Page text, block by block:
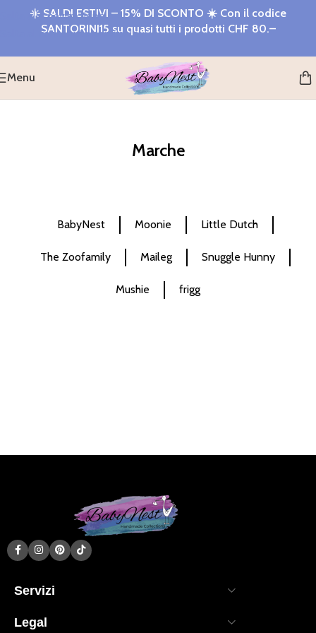
Salta alla navigazione
Salta al contenuto principale
☀️ SALDI ESTIVI – 15% DI SCONTO ☀️ Con il codice
SANTORINI15 su quasi tutti i prodotti CHF 80.–
Menu
Marche
BabyNest Moonie Little Dutch
The Zoofamily Maileg Snuggle Hunny
Mushie frigg
Servizi
Legal